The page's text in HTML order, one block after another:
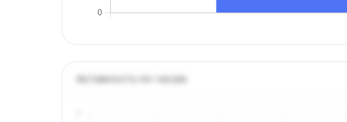
Активность по часам